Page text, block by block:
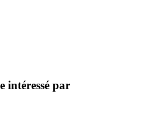
intéressé par